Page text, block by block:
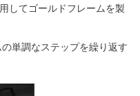
してゴールドフレームを製
単調なステップを繰り返す